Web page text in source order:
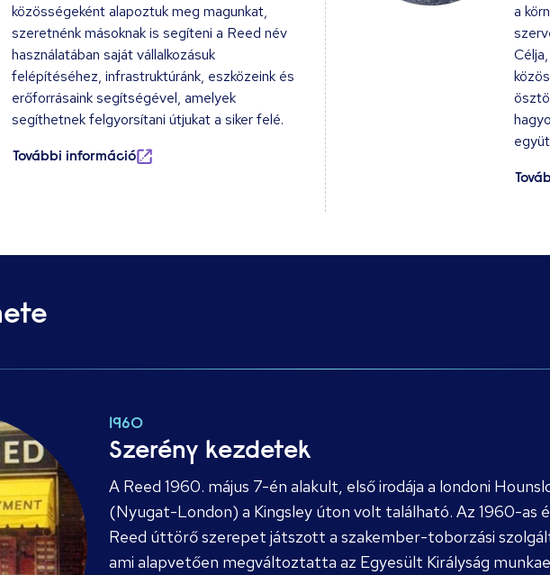
közösségeként alapoztuk meg magunkat,
szeretnénk másoknak is segíteni a Reed név
használatában saját vállalkozásuk
felépítéséhez, infrastruktúránk, eszközeink és
erőforrásaink segítségével, amelyek
segíthetnek felgyorsítani útjukat a siker felé.
További információ
a
1960
Szerény kezdetek
A Reed 1960. május 7-én alakult, első irodája a londoni
(Nyugat-London) a Kingsley úton volt található. Az 1960-as
Reed úttörő szerepet játszott a szakember-toborzási
ami alapvetően megváltoztatta az Egyesült Királyság